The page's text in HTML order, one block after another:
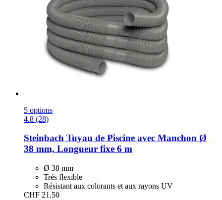
5 options
4.8 (28)
Steinbach Tuyau de Piscine avec Manchon Ø
38 mm, Longueur fixe 6 m
Ø 38 mm
Très flexible
Résistant aux colorants et aux rayons UV
CHF 21.50